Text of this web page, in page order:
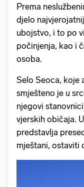
Prema
djelo
ubojstvo, i to po
počinjenja, kao i
osoba.
Selo Seoca, koje
smješteno je u
njegovi
vjerskih običaja.
predstavlja
mještani, ostaviti